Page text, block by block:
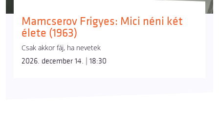
Mamcserov Frigyes: Mici néni két
élete (1963)
Csak akkor fáj, ha nevetek
2026. december 14. | 18:30